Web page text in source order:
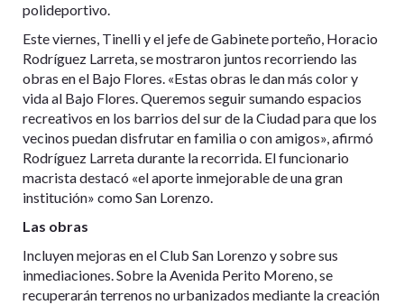
polideportivo.
Este viernes, Tinelli y el jefe de Gabinete porteño, Horacio
Rodríguez Larreta, se mostraron juntos recorriendo las
obras en el Bajo Flores. «Estas obras le dan más color y
vida al Bajo Flores. Queremos seguir sumando espacios
recreativos en los barrios del sur de la Ciudad para que los
vecinos puedan disfrutar en familia o con amigos», afirmó
Rodríguez Larreta durante la recorrida. El funcionario
macrista destacó «el aporte inmejorable de una gran
institución» como San Lorenzo.
Las obras
Incluyen mejoras en el Club San Lorenzo y sobre sus
inmediaciones. Sobre la Avenida Perito Moreno, se
recuperarán terrenos no urbanizados mediante la creación